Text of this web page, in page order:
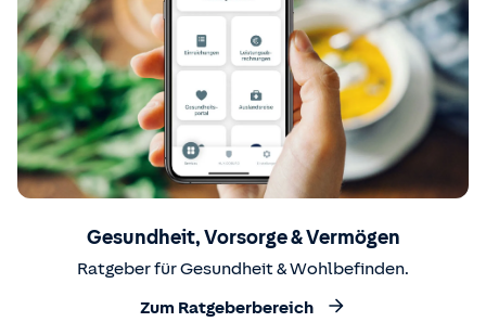
Gesundheit, Vorsorge & Vermögen
Ratgeber für Gesundheit & Wohlbefinden.
Zum Ratgeberbereich